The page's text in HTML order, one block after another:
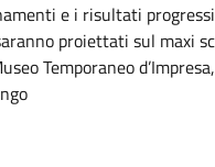
e i risultati
proiettati sul maxi
Temporaneo